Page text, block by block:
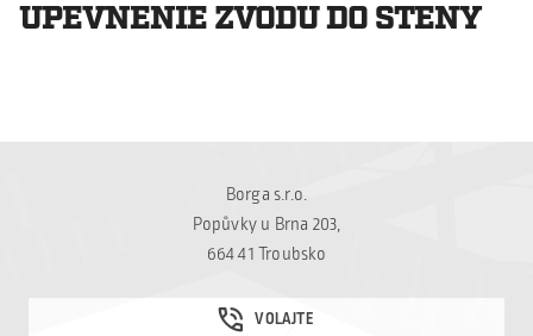
UPEVNENIE ZVODU DO STENY
Borga s.r.o.
Popůvky u Brna 203,
664 41 Troubsko